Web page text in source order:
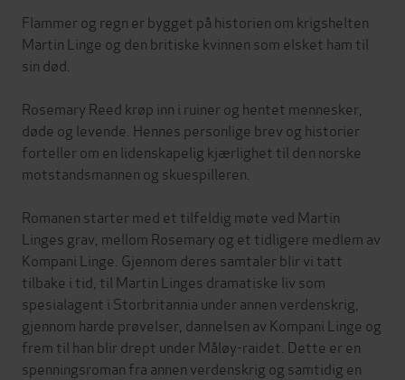
Flammer og regn er bygget på historien om krigshelten
Martin Linge og den britiske kvinnen som elsket ham til
sin død.
Rosemary Reed krøp inn i ruiner og hentet mennesker,
døde og levende. Hennes personlige brev og historier
forteller om en lidenskapelig kjærlighet til den norske
motstandsmannen og skuespilleren.
Romanen starter med et tilfeldig møte ved Martin
Linges grav, mellom Rosemary og et tidligere medlem av
Kompani Linge. Gjennom deres samtaler blir vi tatt
tilbake i tid, til Martin Linges dramatiske liv som
spesialagent i Storbritannia under annen verdenskrig,
gjennom harde prøvelser, dannelsen av Kompani Linge og
frem til han blir drept under Måløy-raidet. Dette er en
spenningsroman fra annen verdenskrig og samtidig en